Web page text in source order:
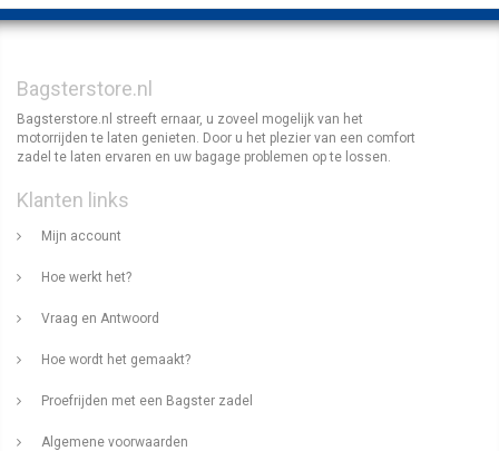
Bagsterstore.nl
Bagsterstore.nl streeft ernaar, u zoveel mogelijk van het
motorrijden te laten genieten. Door u het plezier van een comfort
zadel te laten ervaren en uw bagage problemen op te lossen.
Klanten links
Mijn account
Hoe werkt het?
Vraag en Antwoord
Hoe wordt het gemaakt?
Proefrijden met een Bagster zadel
Algemene voorwaarden